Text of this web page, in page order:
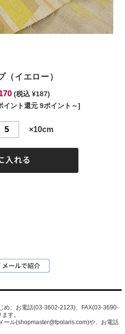
（イエロー）
(税込 ¥187)
イント還元 9ポイント～]
×10cm
め、お電話(03-3602-2123)、FAX(03-3690-
す。
ール(shopmaster@fpolaris.com)や、お電話